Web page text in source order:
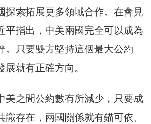
探索拓展更多領域合作。在會見
平指出，中美兩國完全可以成為
。只要雙方堅持這個最大公約
就有正確方向。
美之間公約數有所減少，只要成
識存在，兩國關係就有錨可依、